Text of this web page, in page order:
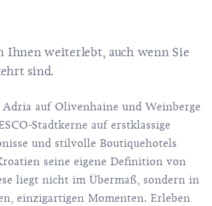
Ihnen weiterlebt, auch wenn Sie
sind.
auf Olivenhaine und Weinberge
Stadtkerne auf erstklassige
und stilvolle Boutiquehotels
seine eigene Definition von
liegt nicht im Übermaß, sondern in
einzigartigen Momenten. Erleben